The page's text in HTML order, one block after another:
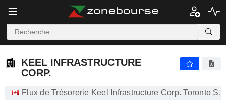
KEEL INFRASTRUCTURE
CORP.
Flux de Trésorerie Keel Infrastructure Corp. Toronto